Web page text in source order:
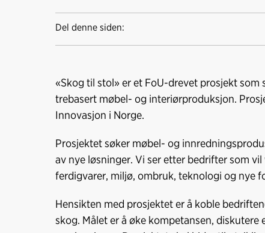
Del denne siden:
«Skog til stol» er et FoU-drevet prosjekt
trebasert møbel- og interiørproduksjon.
Innovasjon i Norge.
Prosjektet søker møbel- og
av nye løsninger. Vi ser etter bedrifter som
ferdigvarer, miljø, ombruk, teknologi og nye
Hensikten med prosjektet er å koble
skog. Målet er å øke kompetansen,